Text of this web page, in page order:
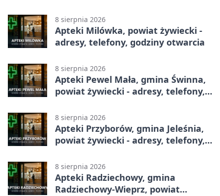
8 sierpnia 2026
Apteki Milówka, powiat żywiecki -
adresy, telefony, godziny otwarcia
8 sierpnia 2026
Apteki Pewel Mała, gmina Świnna,
powiat żywiecki - adresy, telefony,
8 sierpnia 2026
Apteki Przyborów, gmina Jeleśnia,
powiat żywiecki - adresy, telefony,
8 sierpnia 2026
Apteki Radziechowy, gmina
Radziechowy-Wieprz, powiat